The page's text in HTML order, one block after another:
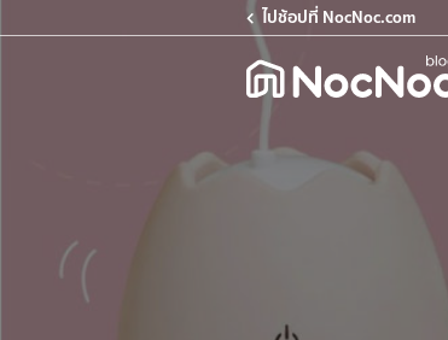
ไปช้อปที่ NocNoc.com